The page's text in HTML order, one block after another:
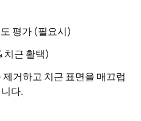
평가 (필요시)
치근 활택)
거하고 치근 표면을 매끄럽
다.